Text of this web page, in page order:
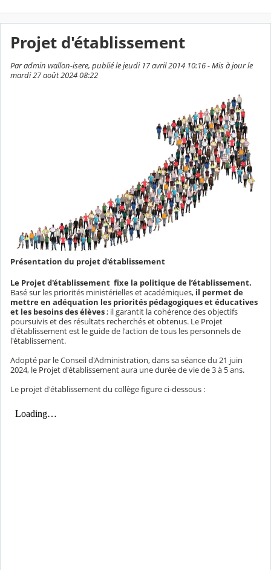
Projet d'établissement
Par admin wallon-isere, publié le jeudi 17 avril 2014 10:16 - Mis à jour le
mardi 27 août 2024 08:22
Présentation du projet d'établissement
Le Projet d'établissement fixe la politique de l’établissement.
Basé sur les priorités ministérielles et académiques, il permet de
mettre en adéquation les priorités pédagogiques et éducatives
et les besoins des élèves; il garantit la cohérence des objectifs
poursuivis et des résultats recherchés et obtenus. Le Projet
d'établissement est le guide de l'action de tous les personnels de
l'établissement.
Adopté par le Conseil d'Administration, dans sa séance du 21 juin
2024, le Projet d'établissement aura une durée de vie de 3 à 5 ans.
Le projet d'établissement du collège figure ci-dessous :